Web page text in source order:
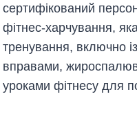
сертифікований
фітнес-харчування,
тренування, включно
вправами,
уроками фітнесу для